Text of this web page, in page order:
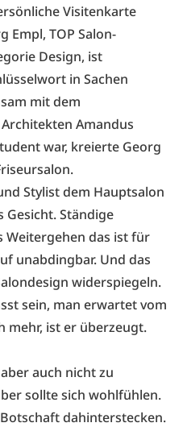
Visitenkarte
Empl, TOP Salon-
Design, ist
in Sachen
mit dem
Amandus
war, kreierte Georg
Stylist dem Hauptsalon
Gesicht. Ständige
Weitergehen das ist für
unabdingbar. Und das
widerspiegeln.
sein, man erwartet vom
mehr, ist er überzeugt.
auch nicht zu
sollte sich wohlfühlen.
dahinterstecken.